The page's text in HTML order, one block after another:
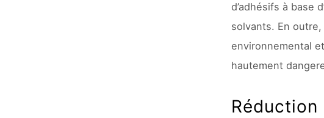
d’adhésifs à base
solvants. En
environnemental
hautement